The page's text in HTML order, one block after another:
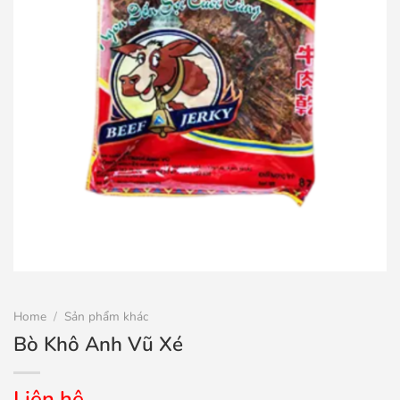
Home / Sản phẩm khác
Bò Khô Anh Vũ Xé